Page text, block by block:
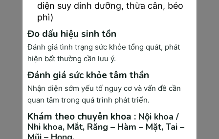
Quy Trình Xét Nghiệm Ung Thư Vú Chuẩn 7
Bước
Bước 1-2: Tư Vấn Chuyên Khoa & Chuẩn Bị
Bước đầu tiên là tư vấn với bác sĩ chuyên khoa
ung bướu hoặc sản phụ khoa để đánh giá tiền
sử bệnh, yếu tố nguy cơ và xác định phương
pháp xét nghiệm phù hợp. Bác sĩ sẽ hỏi về tiền
sử gia đình, chu kỳ kinh nguyệt, việc sử dụng
diện suy dinh dưỡng, thừa cân, béo
phì)
Đo dấu hiệu sinh tồn
Đánh giá tình trạng sức khỏe tổng quát, phát
hiện bất thường cần lưu ý.
Đánh giá sức khỏe tâm thần
Nhận diện sớm yếu tố nguy cơ và vấn đề cần
quan tâm trong quá trình phát triển.
Khám theo chuyên khoa : Nội khoa /
Nhi khoa, Mắt, Răng – Hàm – Mặt, Tai –